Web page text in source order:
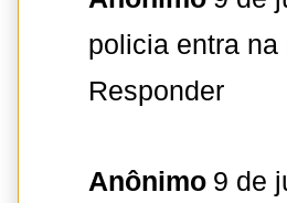
policia entra
Responder
Anônimo 9 de